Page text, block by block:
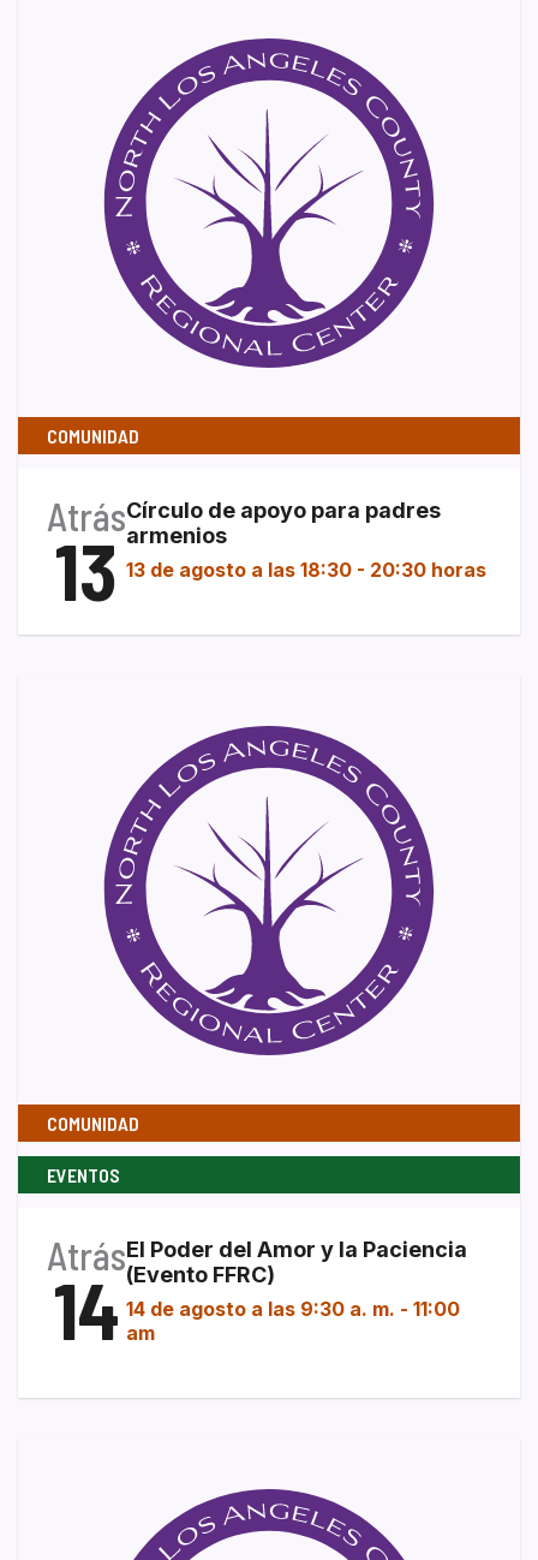
COMUNIDAD
Atrás
13
Círculo de apoyo para padres
armenios
13 de agosto a las 18:30 - 20:30 horas
COMUNIDAD
EVENTOS
Atrás
14
El Poder del Amor y la Paciencia
(Evento FFRC)
14 de agosto a las 9:30 a. m. - 11:00
am